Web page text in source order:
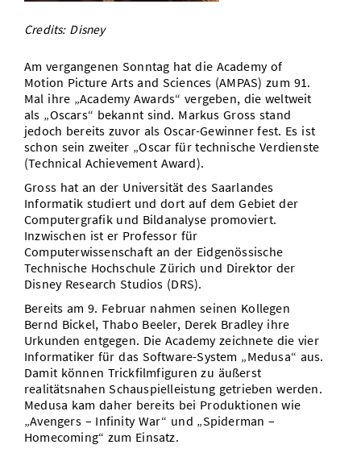
IT-Themenabend
Ranking
Preise, Auszeichnungen und Förderungen
Kontakt
SIC Merchandise
SIC Podcast
Anfahrt
AnsprechpartnerInnen, Personen, Forschungsgruppen
Termine, Vorträge und Veranstaltungen
Alumni
Credits: Disney
Am vergangenen Sonntag hat die Academy of
Motion Picture Arts and Sciences (AMPAS) zum 91.
Mal ihre „Academy Awards“ vergeben, die weltweit
als „Oscars“ bekannt sind. Markus Gross stand
jedoch bereits zuvor als Oscar-Gewinner fest. Es ist
schon sein zweiter „Oscar für technische Verdienste
(Technical Achievement Award).
Gross hat an der Universität des Saarlandes
Informatik studiert und dort auf dem Gebiet der
Computergrafik und Bildanalyse promoviert.
Inzwischen ist er Professor für
Computerwissenschaft an der Eidgenössische
Technische Hochschule Zürich und Direktor der
Disney Research Studios (DRS).
Bereits am 9. Februar nahmen seinen Kollegen
Bernd Bickel, Thabo Beeler, Derek Bradley ihre
Urkunden entgegen. Die Academy zeichnete die vier
Informatiker für das Software-System „Medusa“ aus.
Damit können Trickfilmfiguren zu äußerst
realitätsnahen Schauspielleistung getrieben werden.
Medusa kam daher bereits bei Produktionen wie
„Avengers – Infinity War“ und „Spiderman –
Homecoming“ zum Einsatz.